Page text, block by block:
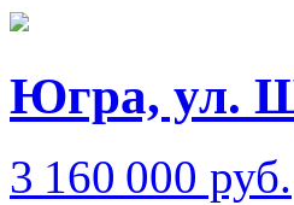
Югра, ул.
3 160 000 руб.